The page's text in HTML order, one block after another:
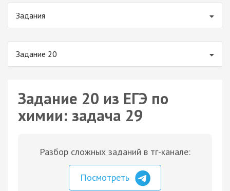
Задания
Задание 20
Задание 20 из ЕГЭ по
химии: задача 29
Разбор сложных заданий в тг-канале:
Посмотреть